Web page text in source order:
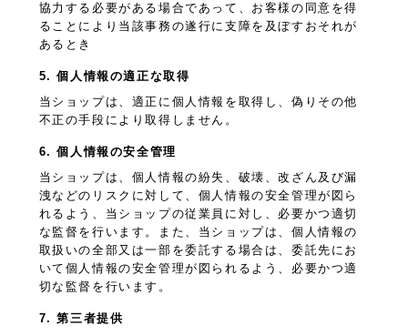
協力する必要がある場合であって、お客様の同意を得
ることにより当該事務の遂行に支障を及ぼすおそれが
あるとき
5. 個人情報の適正な取得
当ショップは、適正に個人情報を取得し、偽りその他
不正の手段により取得しません。
6. 個人情報の安全管理
当ショップは、個人情報の紛失、破壊、改ざん及び漏
洩などのリスクに対して、個人情報の安全管理が図ら
れるよう、当ショップの従業員に対し、必要かつ適切
な監督を行います。また、当ショップは、個人情報の
取扱いの全部又は一部を委託する場合は、委託先にお
いて個人情報の安全管理が図られるよう、必要かつ適
切な監督を行います。
7. 第三者提供